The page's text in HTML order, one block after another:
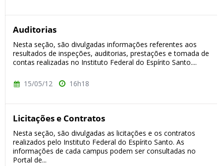
Auditorias
Nesta seção, são divulgadas informações referentes aos
resultados de inspeções, auditorias, prestações e tomada de
contas realizadas no Instituto Federal do Espírito Santo....
15/05/12 16h18
Licitações e Contratos
Nesta seção, são divulgadas as licitações e os contratos
realizados pelo Instituto Federal do Espírito Santo. As
informações de cada campus podem ser consultadas no
Portal de...